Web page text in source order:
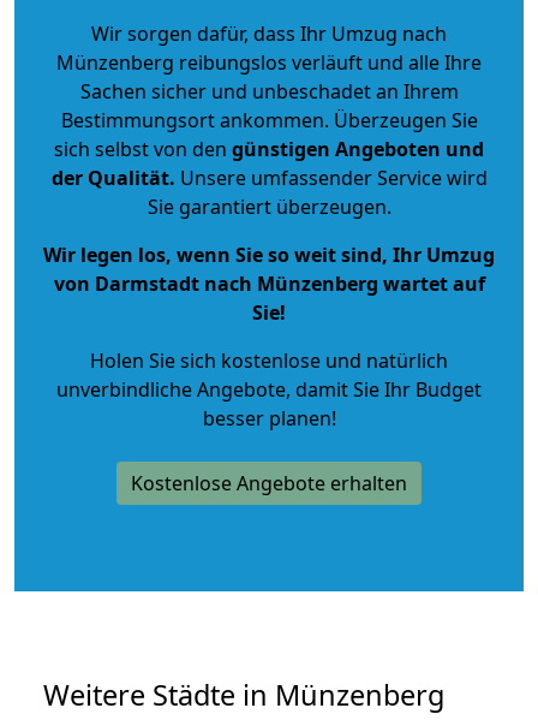
Wir sorgen dafür, dass Ihr Umzug nach
Münzenberg reibungslos verläuft und alle Ihre
Sachen sicher und unbeschadet an Ihrem
Bestimmungsort ankommen. Überzeugen Sie
sich selbst von den günstigen Angeboten und
der Qualität. Unsere umfassender Service wird
Sie garantiert überzeugen.
Wir legen los, wenn Sie so weit sind, Ihr Umzug
von Darmstadt nach Münzenberg wartet auf
Sie!
Holen Sie sich kostenlose und natürlich
unverbindliche Angebote, damit Sie Ihr Budget
besser planen!
Kostenlose Angebote erhalten
Weitere Städte in Münzenberg